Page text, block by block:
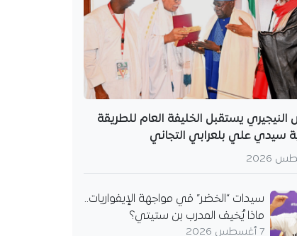
النيجيري يستقبل الخليفة العام للطريقة
سيدي علي بلعرابي التجاني
سيدات “الخضر” في مواجهة الإيفواريات..
ماذا يُخيف المدرب بن ستيتي؟
7 أغسطس 2026